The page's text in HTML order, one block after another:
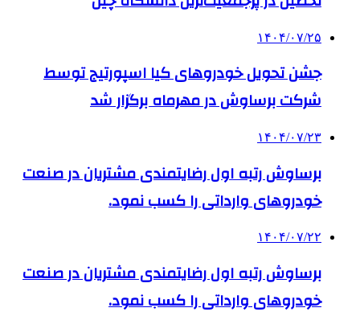
۱۴۰۴/۰۷/۲۵
جشن تحویل خودروهای کیا اسپورتیج توسط
شرکت برساوش در مهرماه برگزار شد
۱۴۰۴/۰۷/۲۳
برساوش رتبه اول رضایتمندی مشتریان در صنعت
خودروهای وارداتی را کسب نمود.
۱۴۰۴/۰۷/۲۲
برساوش رتبه اول رضایتمندی مشتریان در صنعت
خودروهای وارداتی را کسب نمود.